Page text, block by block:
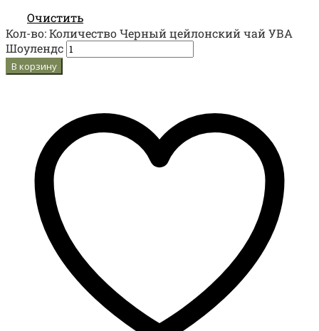
Очистить
Кол-во:Количество Черный цейлонский чай УВА
Шоулендс
В корзину